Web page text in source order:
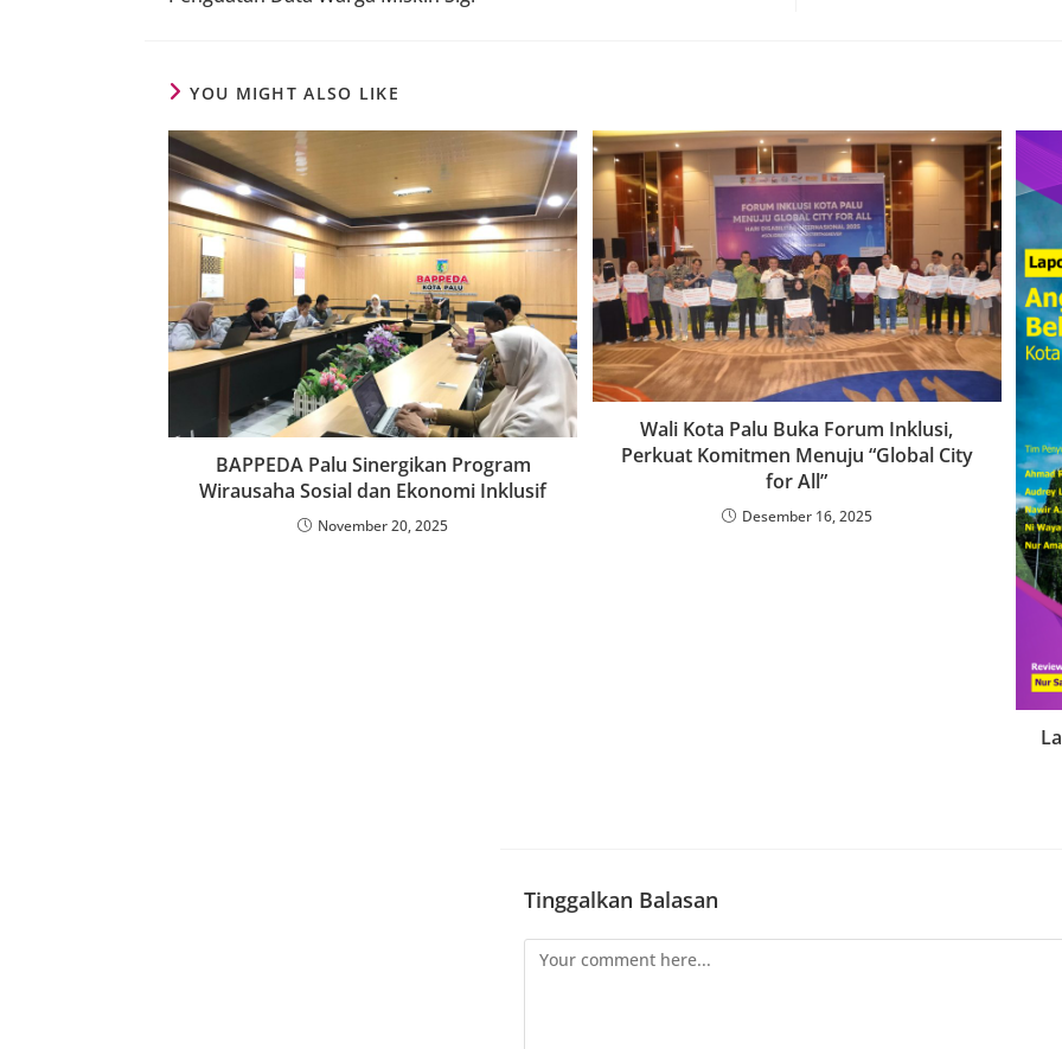
YOU MIGHT ALSO LIKE
BAPPEDA Palu Sinergikan Program
Wirausaha Sosial dan Ekonomi Inklusif
November 20, 2025
Wali Kota Palu Buka Forum Inklusi,
Perkuat Komitmen Menuju “Global City
for All”
Desember 16, 2025
Tinggalkan Balasan
Comment